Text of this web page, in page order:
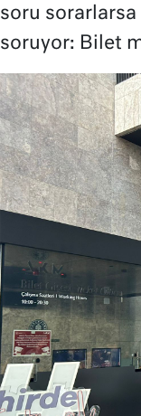
soru
soruyor: Bilet